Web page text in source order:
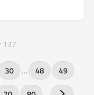
137
30 … 48
49